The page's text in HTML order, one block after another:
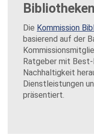
Bibliotheken
Die Kommission
basierend auf der
Ratgeber mit
Nachhaltigkeit
Dienstleistungen
präsentiert.